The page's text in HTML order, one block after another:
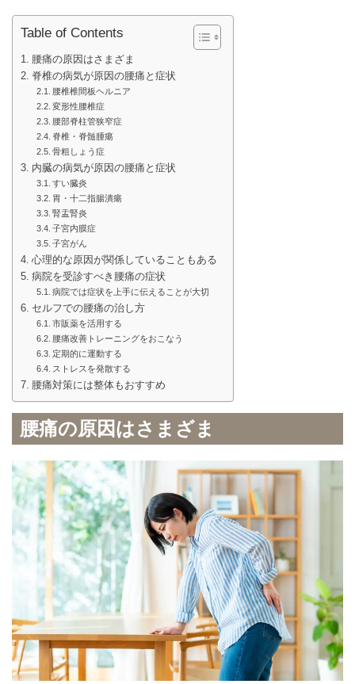
Table of Contents
腰痛の原因はさまざま
脊椎の病気が原因の腰痛と症状
腰椎椎間板ヘルニア
変形性腰椎症
腰部脊柱管狭窄症
脊椎・脊髄腫瘍
骨粗しょう症
内臓の病気が原因の腰痛と症状
すい臓炎
胃・十二指腸潰瘍
腎盂腎炎
子宮内膜症
子宮がん
心理的な原因が関係していることもある
病院を受診すべき腰痛の症状
病院では症状を上手に伝えることが大切
セルフでの腰痛の治し方
市販薬を活用する
腰痛改善トレーニングをおこなう
定期的に運動する
ストレスを発散する
腰痛対策には整体もおすすめ
腰痛の原因はさまざま